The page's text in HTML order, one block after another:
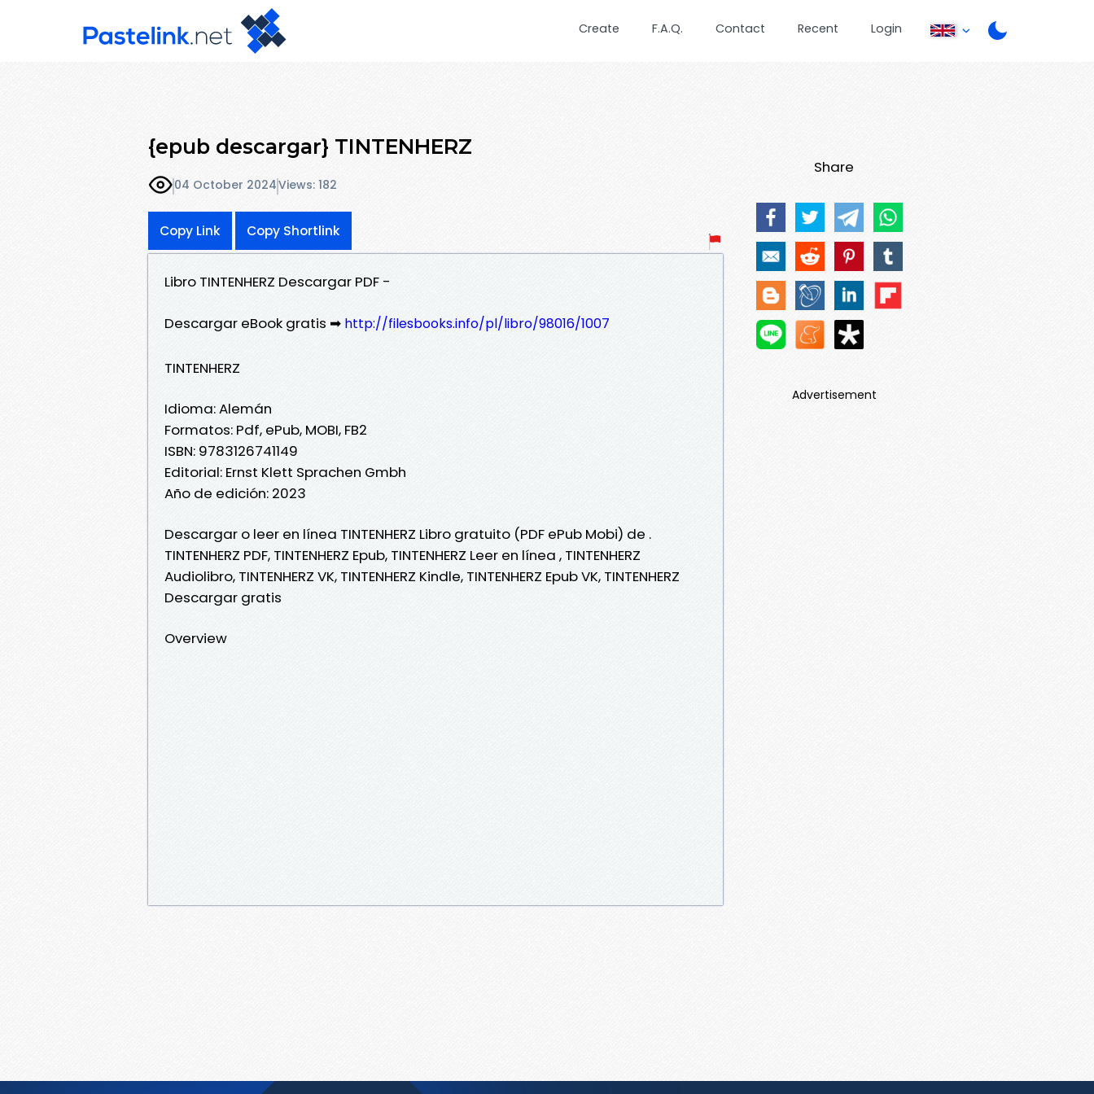
Create F.A.Q. Contact Recent Login
{epub descargar} TINTENHERZ
04 October 2024Views: 182
Copy Link Copy Shortlink
Libro TINTENHERZ Descargar PDF -
Descargar eBook gratis ➡ http://filesbooks.info/pl/libro/98016/1007
TINTENHERZ
Idioma: Alemán
Formatos: Pdf, ePub, MOBI, FB2
ISBN: 9783126741149
Editorial: Ernst Klett Sprachen Gmbh
Año de edición: 2023
Descargar o leer en línea TINTENHERZ Libro gratuito (PDF ePub Mobi) de .
TINTENHERZ PDF, TINTENHERZ Epub, TINTENHERZ Leer en línea , TINTENHERZ
Audiolibro, TINTENHERZ VK, TINTENHERZ Kindle, TINTENHERZ Epub VK, TINTENHERZ
Descargar gratis
Overview
Share
Advertisement